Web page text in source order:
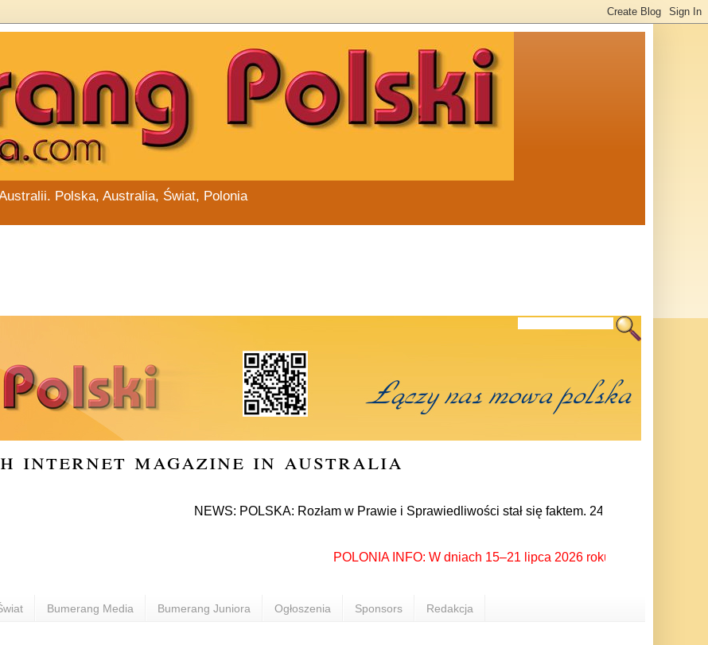
Polska, Australia, Świat, Polonia
internet magazine in australia
NEWS: POLSKA: Rozłam w Prawie i Sprawiedliwości stał się faktem. 24 lipca prezes partii
POLONIA INFO: W dniach 15–21 lipca 2026 roku Rzeszów
Bumerang Media Bumerang Juniora Ogłoszenia Sponsors Redakcja